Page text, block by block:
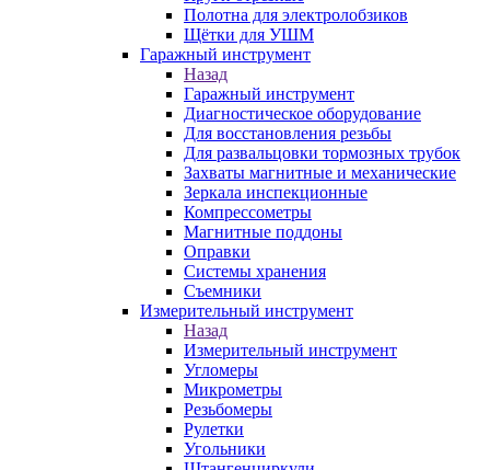
Полотна для электролобзиков
Щётки для УШМ
Гаражный инструмент
Назад
Гаражный инструмент
Диагностическое оборудование
Для восстановления резьбы
Для развальцовки тормозных трубок
Захваты магнитные и механические
Зеркала инспекционные
Компрессометры
Магнитные поддоны
Оправки
Системы хранения
Съемники
Измерительный инструмент
Назад
Измерительный инструмент
Угломеры
Микрометры
Резьбомеры
Рулетки
Угольники